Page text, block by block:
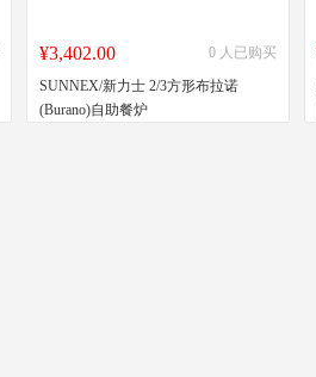
¥3,402.00
0 人已购买
SUNNEX/新力士 2/3方形布拉诺
(Burano)自助餐炉